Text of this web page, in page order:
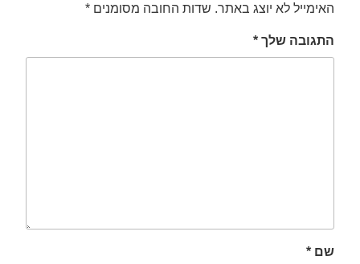
האימייל לא יוצג באתר. שדות החובה מסומנים *
התגובה שלך *
שם *